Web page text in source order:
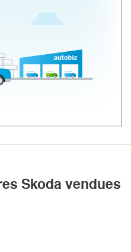
Skoda vendues